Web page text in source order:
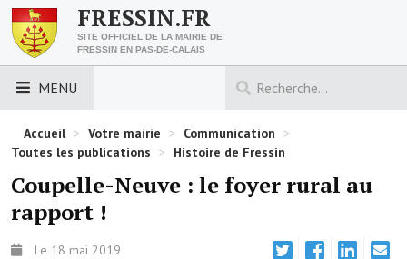
FRESSIN.FR
SITE OFFICIEL DE LA MAIRIE DE
FRESSIN EN PAS-DE-CALAIS
MENU
LES ESSENTIELS
Découvrez Fressin
Venir à Fressin
Urbanisme
Accueil > Votre mairie > Communication >
Toutes les publications > Histoire de Fressin
Coupelle-Neuve : le foyer rural au
rapport !
Le 18 mai 2019